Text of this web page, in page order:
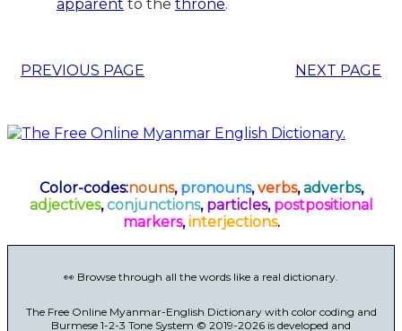
apparent to the throne.
PREVIOUS PAGE NEXT PAGE
Color-codes:nouns, pronouns,verbs,adverbs,
adjectives,conjunctions, particles, postpositional
markers,interjections.
👀 Browse through all the words like a real dictionary.
The Free Online Myanmar-English Dictionary with color coding and
Burmese 1-2-3 Tone System © 2019-2026 is developed and